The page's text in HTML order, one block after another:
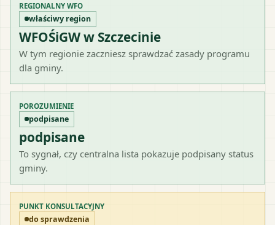
REGIONALNY WFO
właściwy region
WFOŚiGW w Szczecinie
W tym regionie zaczniesz sprawdzać zasady programu
dla gminy.
POROZUMIENIE
podpisane
podpisane
To sygnał, czy centralna lista pokazuje podpisany status
gminy.
PUNKT KONSULTACYJNY
do sprawdzenia